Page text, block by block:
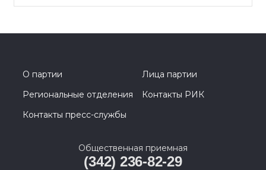
О партии
Лица партии
Региональные отделения
Контакты РИК
Контакты пресс-службы
Общественная приемная
(342) 236-82-29